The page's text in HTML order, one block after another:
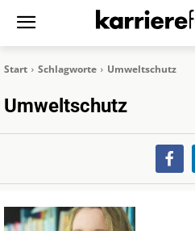
Start Schlagworte Umweltschutz
Umweltschutz